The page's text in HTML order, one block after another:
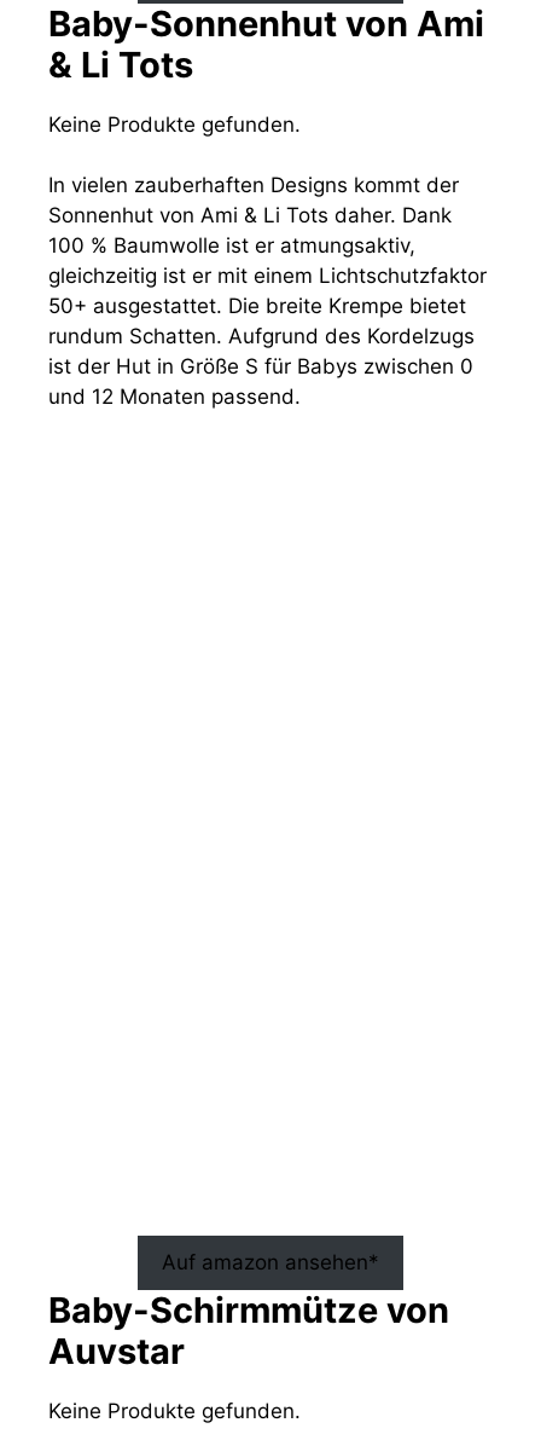
Baby-Sonnenhut von Ami
& Li Tots
Keine Produkte gefunden.
In vielen zauberhaften Designs kommt der
Sonnenhut von Ami & Li Tots daher. Dank
100 % Baumwolle ist er atmungsaktiv,
gleichzeitig ist er mit einem Lichtschutzfaktor
50+ ausgestattet. Die breite Krempe bietet
rundum Schatten. Aufgrund des Kordelzugs
ist der Hut in Größe S für Babys zwischen 0
und 12 Monaten passend.
Auf amazon ansehen*
Baby-Schirmmütze von
Auvstar
Keine Produkte gefunden.